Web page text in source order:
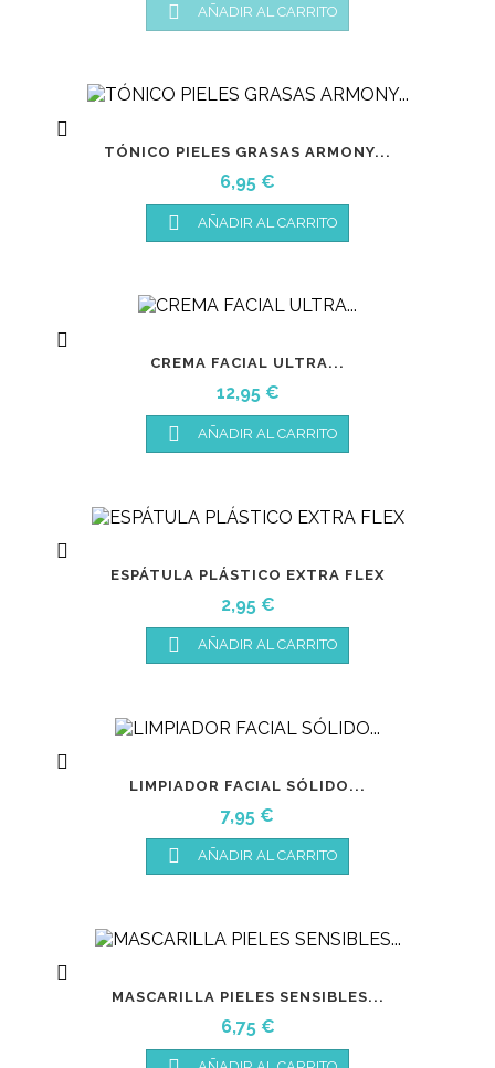
 AÑADIR AL CARRITO

TÓNICO PIELES GRASAS ARMONY...
Precio
6,95 €
 AÑADIR AL CARRITO

CREMA FACIAL ULTRA...
Precio
12,95 €
 AÑADIR AL CARRITO

ESPÁTULA PLÁSTICO EXTRA FLEX
Precio
2,95 €
 AÑADIR AL CARRITO

LIMPIADOR FACIAL SÓLIDO...
Precio
7,95 €
 AÑADIR AL CARRITO

MASCARILLA PIELES SENSIBLES...
Precio
6,75 €